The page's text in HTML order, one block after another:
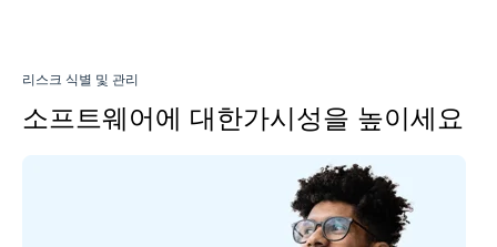
리스크 식별 및 관리
소프트웨어에 대한가시성을 높이세요